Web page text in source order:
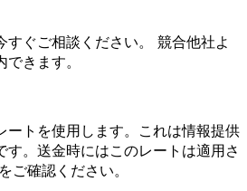
ぐご相談ください。 競合他社よ
きます。
ートを使用します。これは情報提供
す。送金時にはこのレートは適用さ
ご確認ください。